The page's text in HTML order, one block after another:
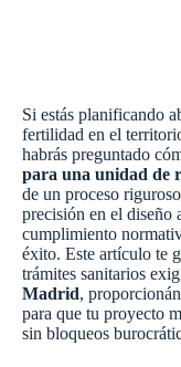
Si estás planificando
fertilidad en el
habrás preguntado
para una unidad de
de un proceso
precisión en el diseño
cumplimiento
éxito. Este artículo te
trámites sanitarios
Madrid,
para que tu proyecto
sin bloqueos